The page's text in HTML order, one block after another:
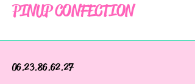
PINUP CONFECTION
06.23.86.62.27